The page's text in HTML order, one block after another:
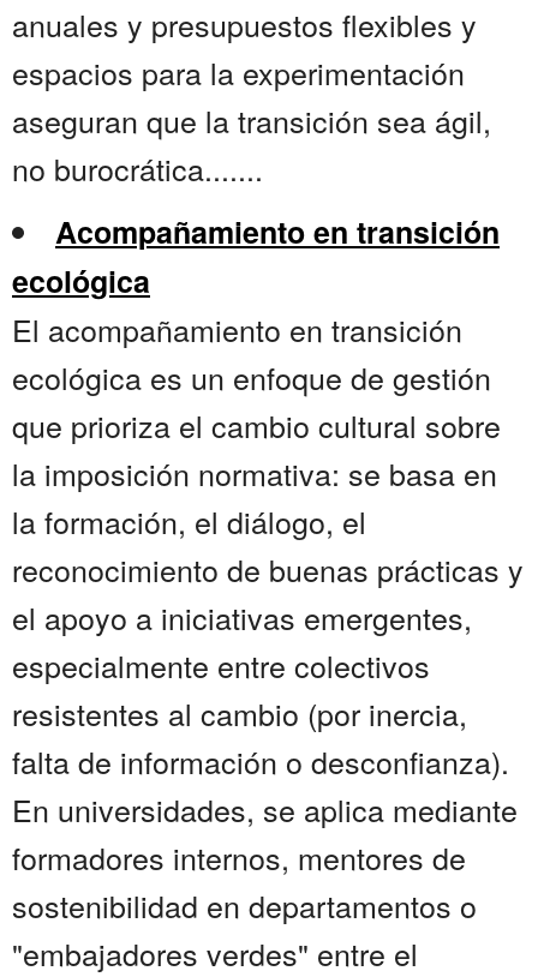
anuales y presupuestos flexibles y
espacios para la experimentación
aseguran que la transición sea ágil,
no burocrática.......
Acompañamiento en transición
ecológica
El acompañamiento en transición
ecológica es un enfoque de gestión
que prioriza el cambio cultural sobre
la imposición normativa: se basa en
la formación, el diálogo, el
reconocimiento de buenas prácticas y
el apoyo a iniciativas emergentes,
especialmente entre colectivos
resistentes al cambio (por inercia,
falta de información o desconfianza).
En universidades, se aplica mediante
formadores internos, mentores de
sostenibilidad en departamentos o
"embajadores verdes" entre el